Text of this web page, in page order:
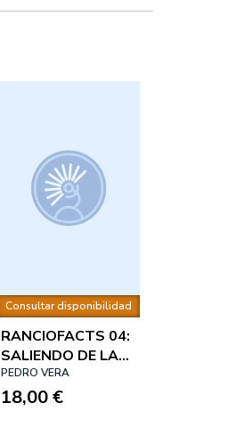
Consultar disponibilidad
RANCIOFACTS 04:
SALIENDO DE LA
ZONA DE
CONFORT
PEDRO VERA
18,00 €